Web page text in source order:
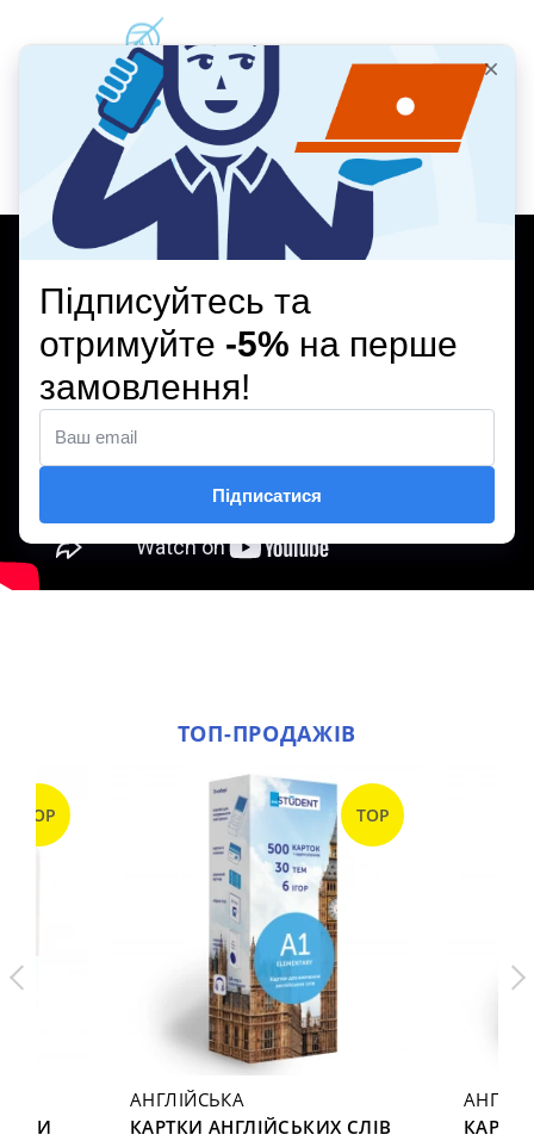
ВІДЕООГЛЯД
ТОП-ПРОДАЖІВ
TOP TOP
АНГЛІЙСЬКА
КАРТКИ АНГЛІЙСЬКИХ СЛІВ